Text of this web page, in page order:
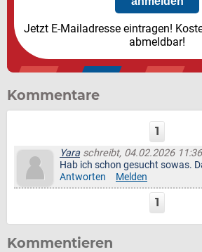
Jetzt E-Mailadresse eintragen!
abmeldbar!
Kommentare
1
Yara schreibt, 04.02.2026
Hab ich schon gesucht sowas.
Antworten
Melden
1
Kommentieren